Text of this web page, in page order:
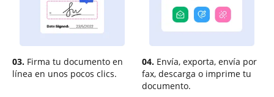
03. Firma tu documento en
línea en unos pocos clics.
04. Envía, exporta, envía por
fax, descarga o imprime tu
documento.